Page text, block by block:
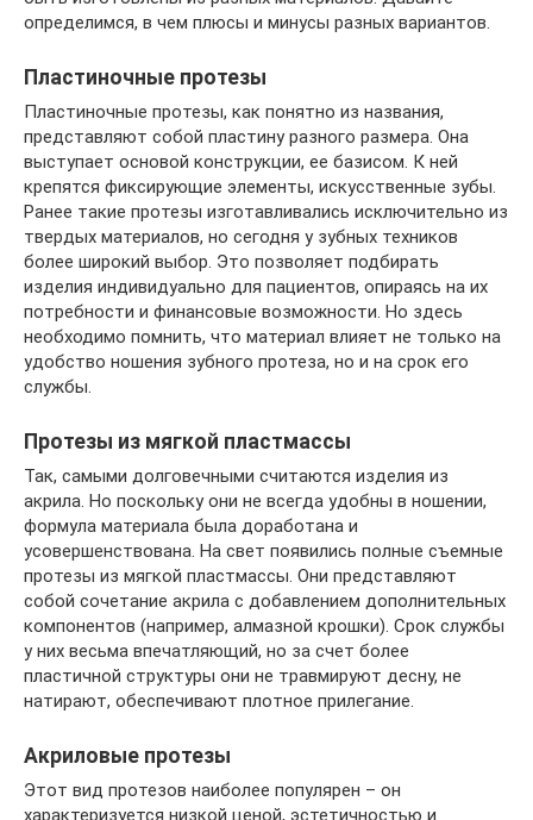
определимся, в чем плюсы и минусы разных вариантов.
Пластиночные протезы
Пластиночные протезы, как понятно из названия,
представляют собой пластину разного размера. Она
выступает основой конструкции, ее базисом. К ней
крепятся фиксирующие элементы, искусственные зубы.
Ранее такие протезы изготавливались исключительно из
твердых материалов, но сегодня у зубных техников
более широкий выбор. Это позволяет подбирать
изделия индивидуально для пациентов, опираясь на их
потребности и финансовые возможности. Но здесь
необходимо помнить, что материал влияет не только на
удобство ношения зубного протеза, но и на срок его
службы.
Протезы из мягкой пластмассы
Так, самыми долговечными считаются изделия из
акрила. Но поскольку они не всегда удобны в ношении,
формула материала была доработана и
усовершенствована. На свет появились полные съемные
протезы из мягкой пластмассы. Они представляют
собой сочетание акрила с добавлением дополнительных
компонентов (например, алмазной крошки). Срок службы
у них весьма впечатляющий, но за счет более
пластичной структуры они не травмируют десну, не
натирают, обеспечивают плотное прилегание.
Акриловые протезы
Этот вид протезов наиболее популярен – он
характеризуется низкой ценой, эстетичностью и